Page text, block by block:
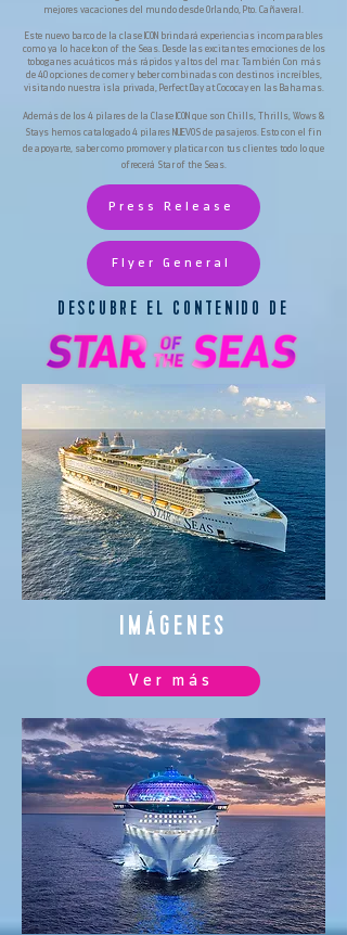
mejores vacaciones del mundo desde Orlando, Pto. Cañaveral.
Este nuevo barco de la clase ICON brindará experiencias incomparables
como ya lo hace Icon of the Seas. Desde las excitantes emociones de los
toboganes acuáticos más rápidos y altos del mar. También Con más
de 40 opciones de comer y beber combinadas con destinos increíbles,
visitando nuestra isla privada, Perfect Day at Cococay en las Bahamas.
Además de los 4 pilares de la Clase ICON que son Chills, Thrills, Wows &
Stays hemos catalogado 4 pilares NUEVOS de pasajeros. Esto con el fin
de apoyarte, saber como promover y platicar con tus clientes todo lo que
ofrecerá Star of the Seas.
Press Release
Flyer General
DESCUBRE EL CONTENIDO DE
IMÁGENES
Ver más